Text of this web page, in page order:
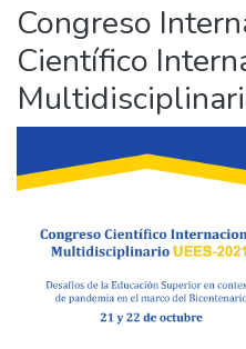
Congreso
Científico